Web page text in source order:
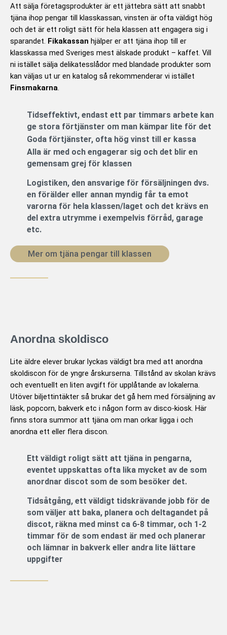
g
a
t
5
a
Att sälja företagsprodukter är ett jättebra sätt att snabbt
tjäna ihop pengar till klasskassan, vinsten är ofta väldigt hög
och det är ett roligt sätt för hela klassen att engagera sig i
sparandet. Fikakassan hjälper er att tjäna ihop till er
klasskassa med Sveriges mest älskade produkt – kaffet. Vill
ni istället sälja delikatesslådor med blandade produkter som
kan väljas ut ur en katalog så rekommenderar vi istället
Finsmakarna.
Tidseffektivt, endast ett par timmars arbete kan
ge stora förtjänster om man kämpar lite för det
Goda förtjänster, ofta hög vinst till er kassa
Alla är med och engagerar sig och det blir en
gemensam grej för klassen
Logistiken, den ansvarige för försäljningen dvs.
en förälder eller annan myndig får ta emot
varorna för hela klassen/laget och det krävs en
del extra utrymme i exempelvis förråd, garage
etc.
Mer om tjäna pengar till klassen
Anordna skoldisco
Lite äldre elever brukar lyckas väldigt bra med att anordna
skoldiscon för de yngre årskurserna. Tillstånd av skolan krävs
och eventuellt en liten avgift för upplåtande av lokalerna.
Utöver biljettintäkter så brukar det gå hem med försäljning av
läsk, popcorn, bakverk etc i någon form av disco-kiosk. Här
finns stora summor att tjäna om man orkar ligga i och
anordna ett eller flera discon.
Ett väldigt roligt sätt att tjäna in pengarna,
eventet uppskattas ofta lika mycket av de som
anordnar discot som de som besöker det.
Tidsåtgång, ett väldigt tidskrävande jobb för de
som väljer att baka, planera och deltagandet på
discot, räkna med minst ca 6-8 timmar, och 1-2
timmar för de som endast är med och planerar
och lämnar in bakverk eller andra lite lättare
uppgifter